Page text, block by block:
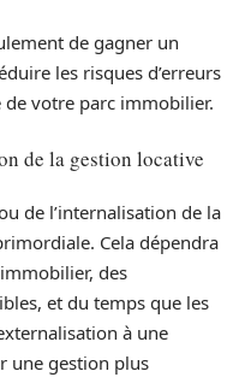
de gagner un
les risques d’erreurs
de votre parc immobilier.
de la gestion locative
de l’internalisation de la
Cela dépendra
des
et du temps que les
à une
une gestion plus